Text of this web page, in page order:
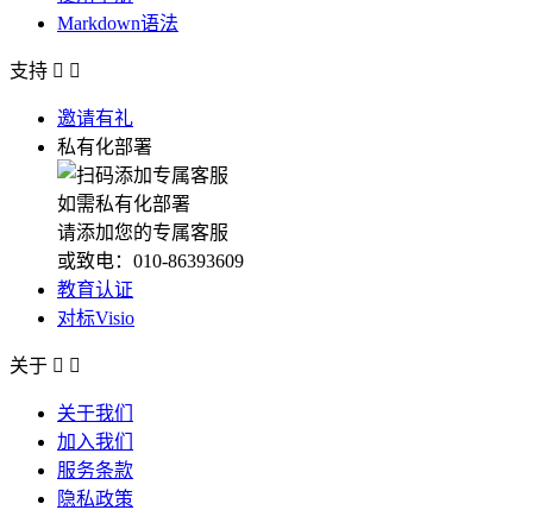
Markdown语法
支持  
邀请有礼
私有化部署
如需私有化部署
请添加您的专属客服
或致电：010-86393609
教育认证
对标Visio
关于  
关于我们
加入我们
服务条款
隐私政策